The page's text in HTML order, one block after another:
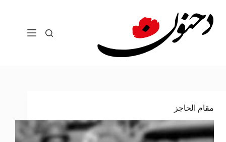
المحتوى
مقام الحاجز